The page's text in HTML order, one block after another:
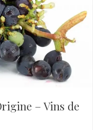
– Vins de